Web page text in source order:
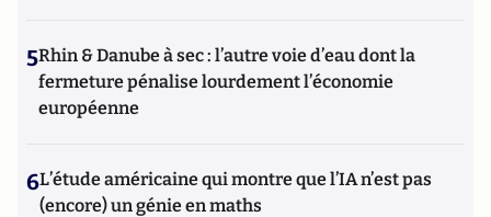
5Rhin & Danube à sec : l’autre voie d’eau dont la
fermeture pénalise lourdement l’économie
européenne
6L’étude américaine qui montre que l’IA n’est pas
(encore) un génie en maths